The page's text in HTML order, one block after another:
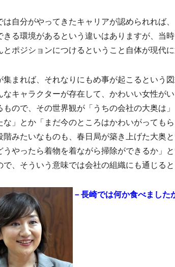
自分がやってきたキャリアが認められれば
きる環境があるという違いはありますが、当
とポジションにつけるということ自体が現代
まれば、それなりにもめ事が起こるという
なキャラクターが存在して、かわいい女性が
もので、その世界観が「うちの会社の大奥は
な」とか「まだ今のところはかわいがっても
階みたいなものも、春日局が築き上げた大奥
うやったら着物を着ながら掃除ができるか」
で、そういう意味では会社の組織にも通じる
－長崎では何か食べました